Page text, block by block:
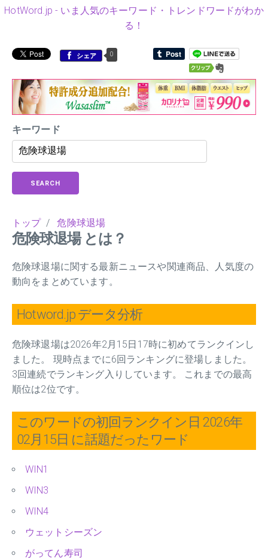
HotWord.jp - いま人気のキーワード・トレンドワードがわか
る！
シェア 0
キーワード
SEARCH
トップ/危険球退場
危険球退場 とは？
危険球退場に関する最新ニュースや関連商品、人気度の
動向をまとめています。
Hotword.jp データ分析
危険球退場は2026年2月15日17時に初めてランクインし
ました。 現時点までに6回ランキングに登場しました。
3回連続でランキング入りしています。 これまでの最高
順位は2位です。
このワードの初回ランクイン日 2026年
02月15日 に話題だったワード
WIN1
WIN3
WIN4
ウェットシーズン
がってん寿司